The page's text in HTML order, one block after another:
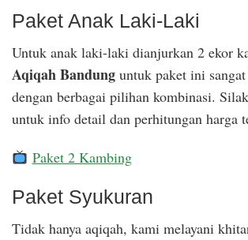
Paket Anak Laki-Laki
Untuk anak laki-laki dianjurkan 2 ekor
Aqiqah Bandung untuk paket ini
dengan berbagai pilihan kombinasi.
untuk info detail dan perhitungan harga
Paket 2 Kambing
Paket Syukuran
Tidak hanya aqiqah, kami melayani